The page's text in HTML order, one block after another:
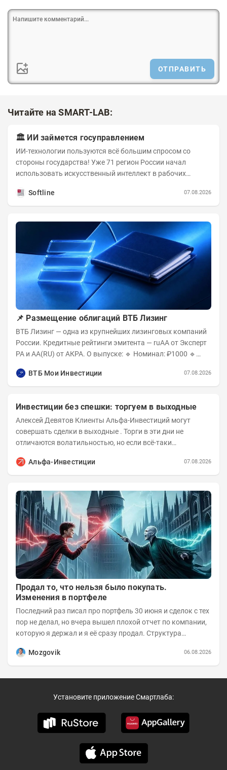
ОТПРАВИТЬ
Читайте на SMART-LAB:
🏛️ ИИ займется госуправлением
ИИ-технологии пользуются всё большим спросом со
стороны государства! Уже 71 регион России начал
использовать искусственный интеллект в рабочих
Softline
07.08.2026
📌 Размещение облигаций ВТБ Лизинг
ВТБ Лизинг — одна из крупнейших лизинговых компаний
России. Кредитные рейтинги эмитента — ruAA от Эксперт
РА и AA(RU) от АКРА. О выпуске: 🔹 Номинал: ₽1000 🔹
ВТБ Мои Инвестиции
07.08.2026
Инвестиции без спешки: торгуем в выходные
Алексей Девятов Клиенты Альфа-Инвестиций могут
совершать сделки в выходные . Торги в эти дни не
отличаются волатильностью, но если всё-таки
Альфа-Инвестиции
07.08.2026
Продал то, что нельзя было покупать.
Изменения в портфеле
Последний раз писал про портфель 30 июня и сделок с тех
пор не делал, но вчера вышел плохой отчет по компании,
которую я держал и я её сразу продал. Структура
Mozgovik
06.08.2026
Установите приложение Смартлаба: